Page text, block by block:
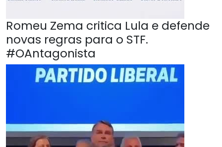
Romeu Zema critica Lula e defende
novas regras para o STF.
#OAntagonista